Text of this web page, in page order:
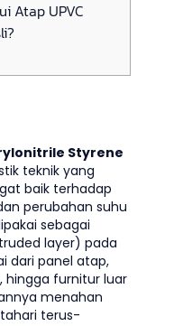
Atap UPVC
Styrene
teknik yang
baik terhadap
perubahan suhu
sebagai
layer) pada
dari panel atap,
furnitur luar
menahan
terus-